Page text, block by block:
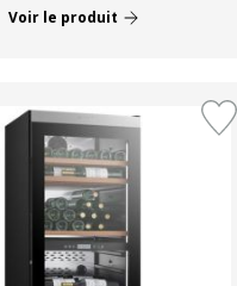
Voir le produit